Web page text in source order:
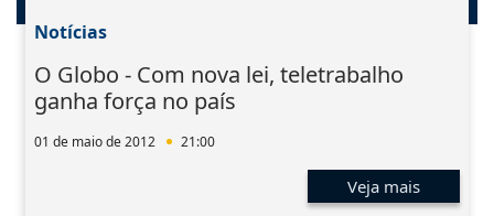
Notícias
O Globo - Com nova lei, teletrabalho
ganha força no país
01 de maio de 2012 21:00
Veja mais